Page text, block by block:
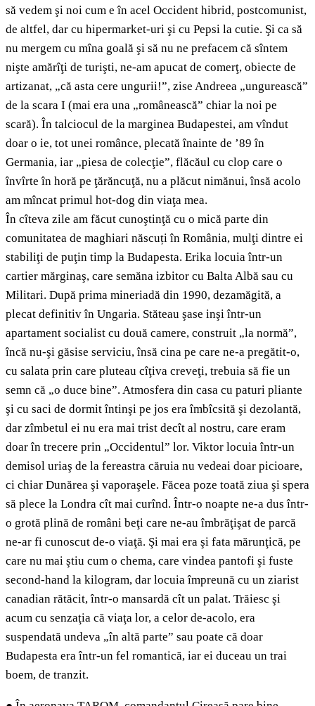
să vedem şi noi cum e în acel Occident hibrid, postcomunist,
de altfel, dar cu hipermarket-uri şi cu Pepsi la cutie. Şi ca să
nu mergem cu mîna goală şi să nu ne prefacem că sîntem
nişte amărîţi de turişti, ne-am apucat de comerţ, obiecte de
artizanat, „că asta cere ungurii!”, zise Andreea „ungurească”
de la scara I (mai era una „românească” chiar la noi pe
scară). În talciocul de la marginea Budapestei, am vîndut
doar o ie, tot unei românce, plecată înainte de ’89 în
Germania, iar „piesa de colecţie”, flăcăul cu clop care o
învîrte în horă pe ţărăncuţă, nu a plăcut nimănui, însă acolo
am mîncat primul hot-dog din viaţa mea.
În cîteva zile am făcut cunoştinţă cu o mică parte din
comunitatea de maghiari născuți în România, mulţi dintre ei
stabiliţi de puţin timp la Budapesta. Erika locuia într-un
cartier mărginaş, care semăna izbitor cu Balta Albă sau cu
Militari. După prima mineriadă din 1990, dezamăgită, a
plecat definitiv în Ungaria. Stăteau şase inşi într-un
apartament socialist cu două camere, construit „la normă”,
încă nu-şi găsise serviciu, însă cina pe care ne-a pregătit-o,
cu salata prin care pluteau cîţiva creveţi, trebuia să fie un
semn că „o duce bine”. Atmosfera din casa cu paturi pliante
şi cu saci de dormit întinşi pe jos era îmbîcsită şi dezolantă,
dar zîmbetul ei nu era mai trist decît al nostru, care eram
doar în trecere prin „Occidentul” lor. Viktor locuia într-un
demisol uriaş de la fereastra căruia nu vedeai doar picioare,
ci chiar Dunărea şi vaporaşele. Făcea poze toată ziua şi spera
să plece la Londra cît mai curînd. Într-o noapte ne-a dus într-
o grotă plină de români beţi care ne-au îmbrăţişat de parcă
ne-ar fi cunoscut de-o viaţă. Şi mai era şi fata mărunţică, pe
care nu mai ştiu cum o chema, care vindea pantofi şi fuste
second-hand la kilogram, dar locuia împreună cu un ziarist
canadian rătăcit, într-o mansardă cît un palat. Trăiesc şi
acum cu senzaţia că viaţa lor, a celor de-acolo, era
suspendată undeva „în altă parte” sau poate că doar
Budapesta era într-un fel romantică, iar ei duceau un trai
boem, de tranzit.